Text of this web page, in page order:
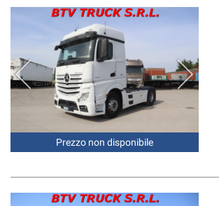
Prezzo non disponibile
tracciamento
si
rimanda
rivedere
modificare
le